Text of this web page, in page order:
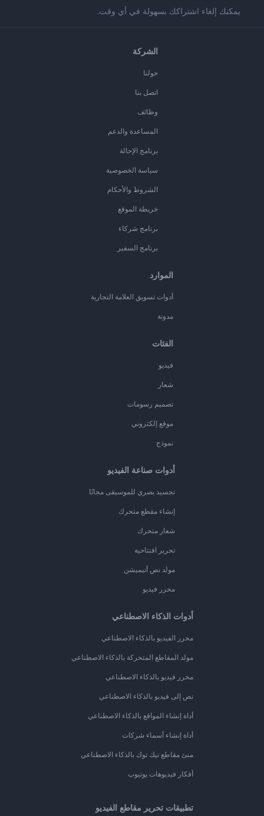
يمكنك إلغاء اشتراكك بسهولة في أي وقت.
الشركة
حولنا
اتصل بنا
وظائف
المساعدة والدعم
برنامج الإحالة
سياسة الخصوصية
الشروط والأحكام
خريطة الموقع
برنامج شركاء
برنامج السفير
الموارد
أدوات تسويق العلامة التجارية
مدونة
الفئات
فيديو
شعار
تصميم رسومات
موقع إلكتروني
نموذج
أدوات صناعة الفيديو
تجسيد بصري للموسيقى مجانًا
إنشاء مقطع متحرك
شعار متحرك
تحرير افتتاحية
مولد نص أنيميشن
محرر فيديو
أدوات الذكاء الاصطناعي
محرر الفيديو بالذكاء الاصطناعي
مولد المقاطع المتحركة بالذكاء الاصطناعي
محرر فيديو بالذكاء الاصطناعي
نص إلى فيديو بالذكاء الاصطناعي
أداة إنشاء المواقع بالذكاء الاصطناعي
أداة إنشاء أسماء شركات
منئ مقاطع تيك توك بالذكاء الاصطناعي
أفكار فيديوهات يوتيوب
تطبيقات تحرير مقاطع الفيديو